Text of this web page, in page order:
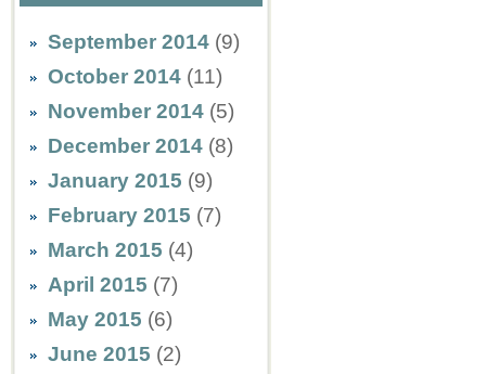
September 2014 (9)
October 2014 (11)
November 2014 (5)
December 2014 (8)
January 2015 (9)
February 2015 (7)
March 2015 (4)
April 2015 (7)
May 2015 (6)
June 2015 (2)